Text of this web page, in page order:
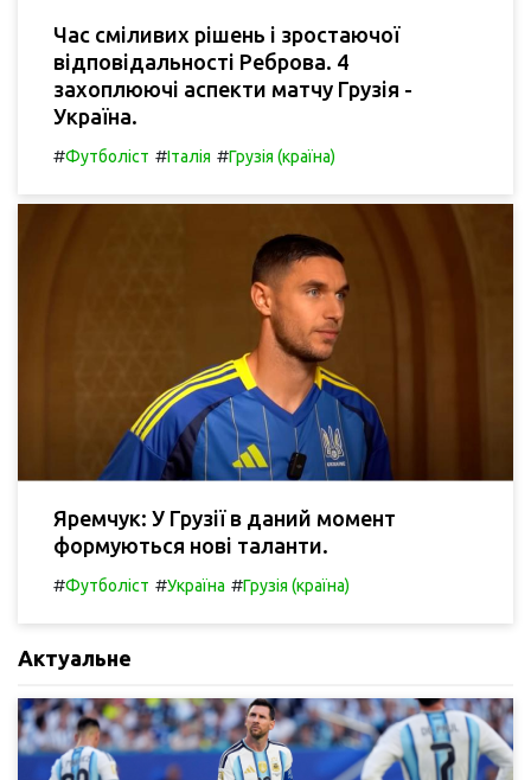
Час сміливих рішень і зростаючої
відповідальності Реброва. 4
захоплюючі аспекти матчу Грузія -
Україна.
#Футболіст #Італія #Грузія (країна)
Яремчук: У Грузії в даний момент
формуються нові таланти.
#Футболіст #Україна #Грузія (країна)
Актуальне